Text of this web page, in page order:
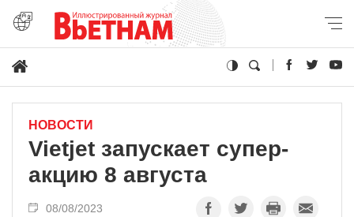
НОВОСТИ
Vietjet запускает супер-
акцию 8 августа
08/08/2023